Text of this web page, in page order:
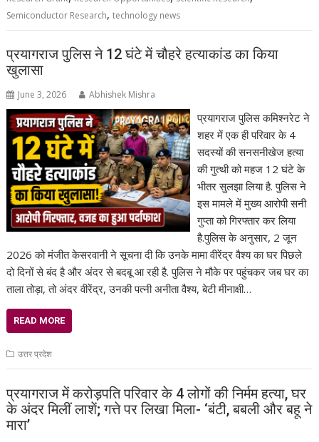
Semiconductor Research,technology news
प्रयागराज पुलिस ने 12 घंटे में चौहरे हत्याकांड का किया
खुलासा
June 3, 2026 Abhishek Mishra
प्रयागराज पुलिस कमिश्नरेट ने
शहर में एक ही परिवार के 4
सदस्यों की सनसनीखेज हत्या
की गुत्थी को महज 12 घंटे के
भीतर सुलझा लिया है. पुलिस ने
इस मामले में मुख्य आरोपी सनी
गुप्ता को गिरफ्तार कर लिया
है.पुलिस के अनुसार, 2 जून
2026 को मंजीत केसरवानी ने सूचना दी कि उनके मामा वीरेंद्र वैश्य का घर पिछले
दो दिनों से बंद है और अंदर से बदबू आ रही है. पुलिस ने मौके पर पहुंचकर जब घर का
ताला तोड़ा, तो अंदर वीरेंद्र, उनकी पत्नी अनीता वैश्य, बेटी मीनाक्षी…
READ MORE
उत्तर प्रदेश
प्रयागराज में करोड़पति परिवार के 4 लोगों की निर्मम हत्या, घर
के अंदर मिलीं लाशें; गत्ते पर लिखा मिला- ‘बंटी, बबली और बहू ने
मारा’